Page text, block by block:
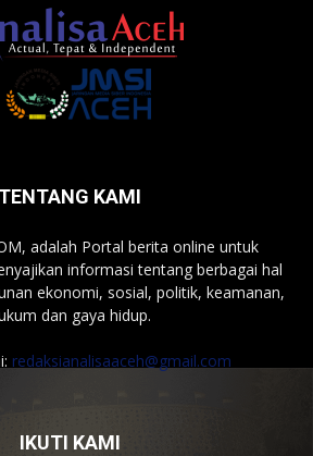
TENTANG KAMI
adalah Portal berita online untuk
informasi tentang berbagai hal
ekonomi, sosial, politik, keamanan,
dan gaya hidup.
redaksianalisaaceh@gmail.com
IKUTI KAMI